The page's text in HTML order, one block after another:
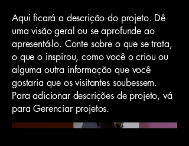
Aqui ficará a descrição do projeto. Dê
uma visão geral ou se aprofunde ao
apresentá-lo. Conte sobre o que se trata,
o que o inspirou, como você o criou ou
alguma outra informação que você
gostaria que os visitantes soubessem.
Para adicionar descrições de projeto, vá
para Gerenciar projetos.